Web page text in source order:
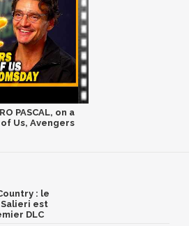
PASCAL, on a
Us, Avengers
: le
est
DLC